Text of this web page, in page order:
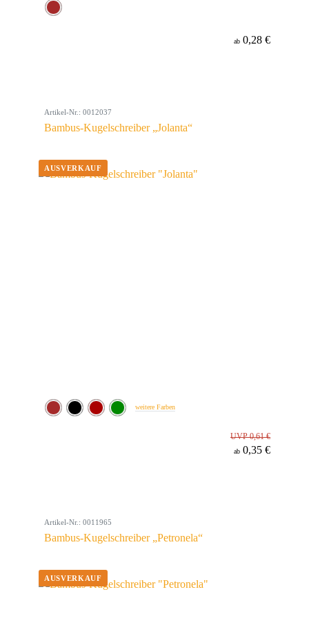
ab 0,28 €
Artikel-Nr.: 0012037
Bambus-Kugelschreiber „Jolanta“
weitere Farben
UVP 0,61 €
ab 0,35 €
Artikel-Nr.: 0011965
Bambus-Kugelschreiber „Petronela“